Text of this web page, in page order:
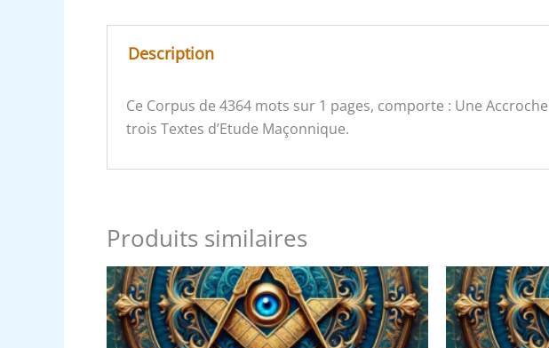
Description
Ce Corpus de 4364 mots sur 1 pages, comporte : Une
trois Textes d’Etude Maçonnique.
Produits similaires